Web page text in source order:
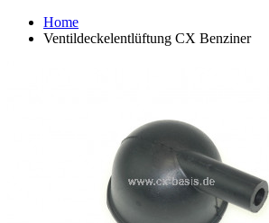
Home
Ventildeckelentlüftung CX Benziner